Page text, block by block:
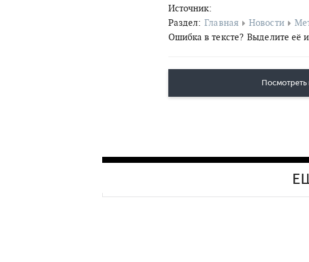
Источник:
Раздел: Главная Новости
Ошибка в тексте? Выделите её